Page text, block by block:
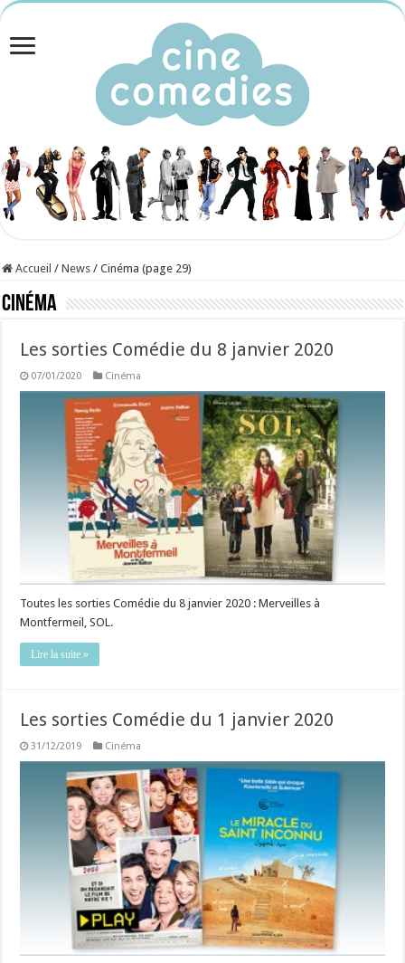
Accueil / News / Cinéma (page 29)
Cinéma
Les sorties Comédie du 8 janvier 2020
07/01/2020 Cinéma
Toutes les sorties Comédie du 8 janvier 2020 : Merveilles à
Montfermeil, SOL.
Lire la suite »
Les sorties Comédie du 1 janvier 2020
31/12/2019 Cinéma